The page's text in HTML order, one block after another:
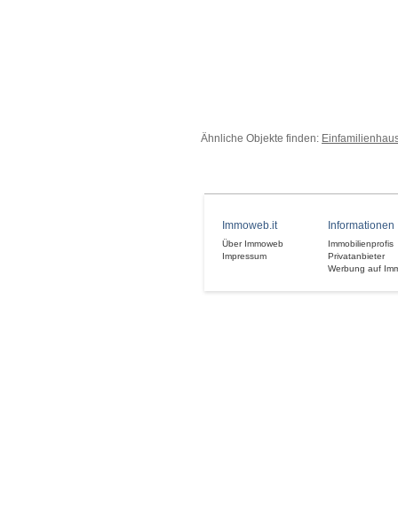
Ähnliche Objekte finden:
Immoweb.it
Über Immoweb
Impressum
Informationen
Immobilienprofis
Privatanbieter
Werbung auf